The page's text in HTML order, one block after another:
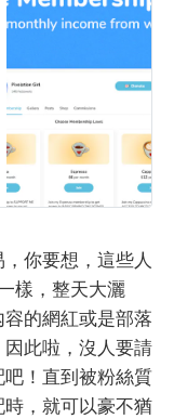
你要想，這些人
樣，整天大灑
的網紅或是部落
此啦，沒人要請
！直到被粉絲質
，就可以豪不猶